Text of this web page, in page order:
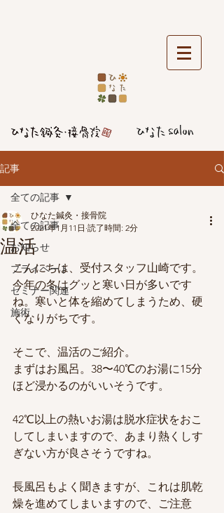
記事
全ての記事
お知らせ
プライベート
セミナー関連
施術
全ての記事
温活
ひなた鍼灸・接骨院
2021年1月11日 読了時間: 2分
こんにちは、受付スタッフ山崎です。
今年の冬はグッと寒い日が多いです
ね。寒いと体を縮めてしまうため、硬
くなりがちです。
そこで、温活のご紹介。
まずはお風呂。38〜40℃のお湯に15分
ほど浸かるのがいいそうです。
42℃以上の熱いお湯は脱水症状をおこ
してしまいますので、あまり熱くしす
ぎない方が良さそうですね。
長風呂もよく聞きますが、これは肌乾
燥を進めてしまいますので、ご注意